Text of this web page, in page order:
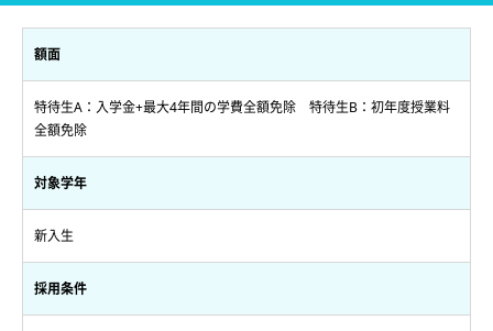
額面
特待生A：入学金+最大4年間の学費全額免除 特待生B：初年度授業料
全額免除
対象学年
新入生
採用条件